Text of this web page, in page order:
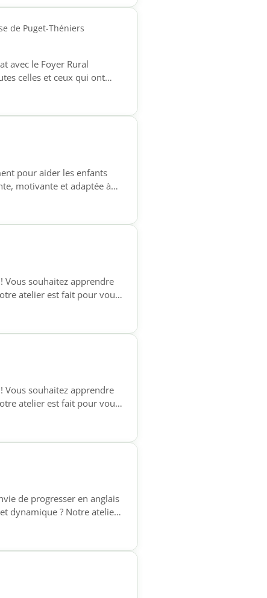
de Puget-Théniers
avec le Foyer Rural
celles et ceux qui ont
Chaque semaine,
une initiation […]
pour aider les enfants
motivante et adaptée à
temps
Vous souhaitez apprendre
atelier est fait pour vous
qui souhaitent acquérir
Vous souhaitez apprendre
atelier est fait pour vous
qui souhaitent acquérir
de progresser en anglais
dynamique ? Notre atelier
ayant déjà